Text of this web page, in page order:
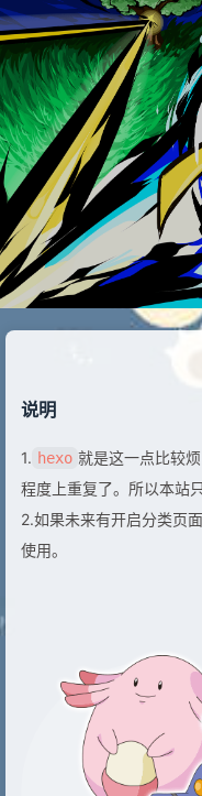
说明
1. hexo 就是这一点比较
程度上重复了。所以本站
2.如果未来有开启分类页
使用。